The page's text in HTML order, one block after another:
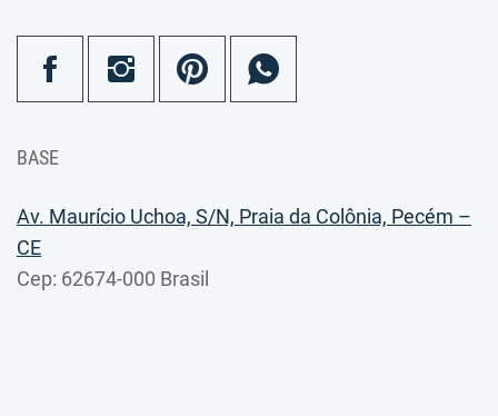
BASE
Av. Maurício Uchoa, S/N, Praia da Colônia, Pecém –
CE
Cep: 62674-000 Brasil